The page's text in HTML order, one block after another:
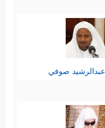
عبدالرشيد صوفي